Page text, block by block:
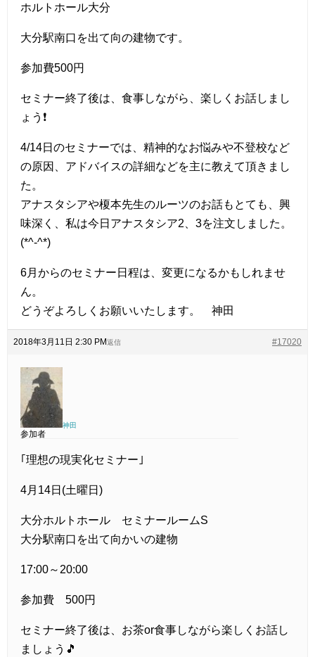
ホルトホール大分
大分駅南口を出て向の建物です。
参加費500円
セミナー終了後は、食事しながら、楽しくお話しまし
ょう❗
4/14日のセミナーでは、精神的なお悩みや不登校など
の原因、アドバイスの詳細などを主に教えて頂きまし
た。
アナスタシアや榎本先生のルーツのお話もとても、興
味深く、私は今日アナスタシア2、3を注文しました。
(*^-^*)
6月からのセミナー日程は、変更になるかもしれませ
ん。
どうぞよろしくお願いいたします。 神田
2018年3月11日 2:30 PM #17020
返信
神田
参加者
｢理想の現実化セミナー｣
4月14日(土曜日)
大分ホルトホール セミナールームS
大分駅南口を出て向かいの建物
17:00～20:00
参加費 500円
セミナー終了後は、お茶or食事しながら楽しくお話し
ましょう🎵